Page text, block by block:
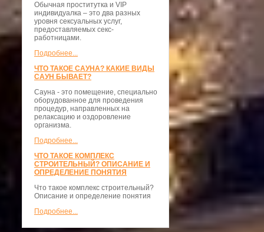
Обычная проститутка и VIP
индивидуалка – это два разных
уровня сексуальных услуг,
предоставляемых секс-
работницами.
Подробнее...
ЧТО ТАКОЕ САУНА? КАКИЕ ВИДЫ
САУН БЫВАЕТ?
Сауна - это помещение, специально
оборудованное для проведения
процедур, направленных на
релаксацию и оздоровление
организма.
Подробнее...
ЧТО ТАКОЕ КОМПЛЕКС
СТРОИТЕЛЬНЫЙ? ОПИСАНИЕ И
ОПРЕДЕЛЕНИЕ ПОНЯТИЯ
Что такое комплекс строительный?
Описание и определение понятия
Подробнее...